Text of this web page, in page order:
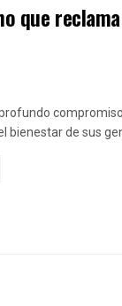
que
bienestar de sus